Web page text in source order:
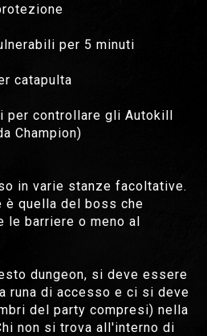
per 5 minuti
catapulta
per controllare gli Autokill
Champion)
in varie stanze facoltative.
è quella del boss che
le barriere o meno al
dungeon, si deve essere
runa di accesso e ci si deve
del party compresi) nella
non si trova all'interno di